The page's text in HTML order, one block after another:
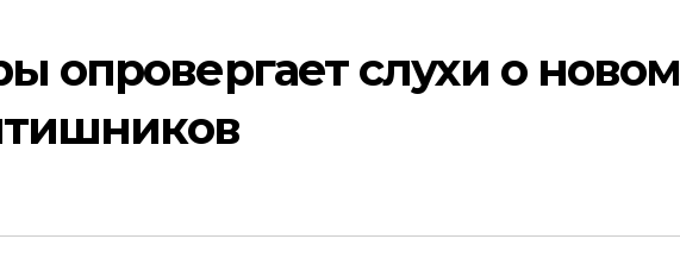
опровергает слухи о новом